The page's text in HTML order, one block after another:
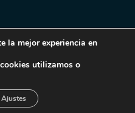
la mejor experiencia en
utilizamos o
Ajustes